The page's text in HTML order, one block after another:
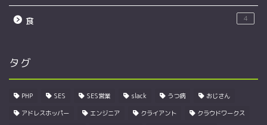
食 4
タグ
PHP SES SES営業 slack うつ病 おじさん
アドレスホッパー エンジニア クライアント クラウドワークス